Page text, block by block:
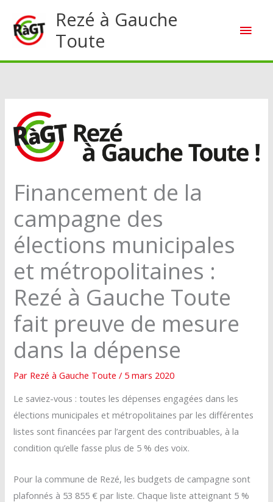
contenu
Rezé à Gauche
Toute
Financement de la
campagne des
élections municipales
et métropolitaines :
Rezé à Gauche Toute
fait preuve de mesure
dans la dépense
Par Rezé à Gauche Toute/ 5 mars 2020
Le saviez-vous : toutes les dépenses engagées dans les
élections municipales et métropolitaines par les différentes
listes sont financées par l’argent des contribuables, à la
condition qu’elle fasse plus de 5 % des voix.
Pour la commune de Rezé, les budgets de campagne sont
plafonnés à 53 855 € par liste. Chaque liste atteignant 5 %